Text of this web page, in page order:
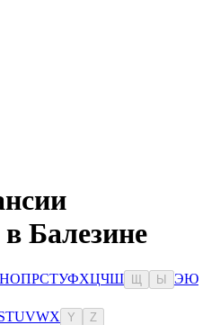
Балезине
НОПРСТУФХЦЧШ Ы ЭЮ
TUVWX Y Z